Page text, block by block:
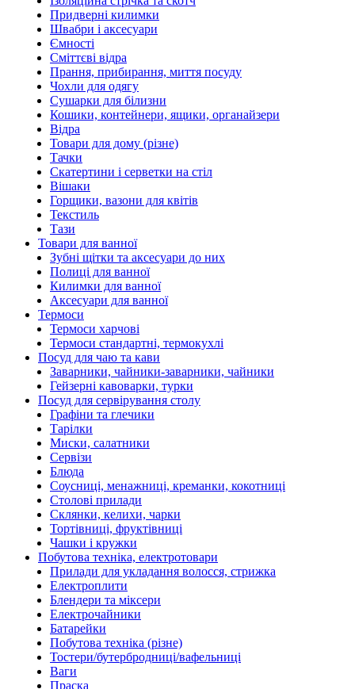
Придверні килимки
Швабри і аксесуари
Ємності
Сміттєві відра
Прання, прибирання, миття посуду
Чохли для одягу
Сушарки для білизни
Кошики, контейнери, ящики, органайзери
Відра
Товари для дому (різне)
Тачки
Скатертини і серветки на стіл
Вішаки
Горщики, вазони для квітів
Текстиль
Тази
Товари для ванної
Зубні щітки та аксесуари до них
Полиці для ванної
Килимки для ванної
Аксесуари для ванної
Термоси
Термоси харчові
Термоси стандартні, термокухлі
Посуд для чаю та кави
Заварники, чайники-заварники, чайники
Гейзерні кавоварки, турки
Посуд для сервірування столу
Графіни та глечики
Тарілки
Миски, салатники
Сервізи
Блюда
Соусниці, менажниці, креманки, кокотниці
Столові прилади
Склянки, келихи, чарки
Тортівниці, фруктівниці
Чашки і кружки
Побутова техніка, електротовари
Прилади для укладання волосся, стрижка
Електроплити
Блендери та міксери
Електрочайники
Батарейки
Побутова техніка (різне)
Тостери/бутербродниці/вафельниці
Ваги
Праска